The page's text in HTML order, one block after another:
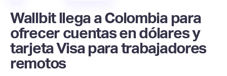
Wallbit llega a Colombia para
ofrecer cuentas en dólares y
tarjeta Visa para trabajadores
remotos